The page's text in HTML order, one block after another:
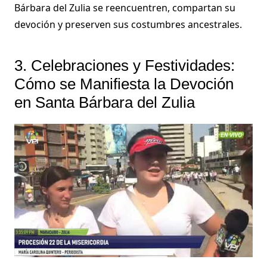
Bárbara del Zulia se reencuentren, compartan su
devoción y preserven sus costumbres ancestrales.
3. Celebraciones y Festividades:
Cómo se Manifiesta la Devoción
en Santa Bárbara del Zulia